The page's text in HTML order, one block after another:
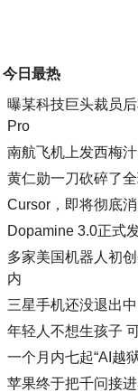
今日最热
曝某科技巨头裁员
Pro
南航飞机上发西梅
黄仁勋一刀砍碎了
Cursor，即将彻底
Dopamine 3.0正式
多家美国机器人初
内
三星手机还没退出
年轻人不想生孩子
一个月内七起“AI越
苹果终于把千问接